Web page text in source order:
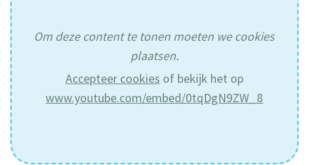
Om deze content te tonen moeten we cookies
plaatsen.
Accepteer cookies of bekijk het op
www.youtube.com/embed/0tqDgN9ZW_8